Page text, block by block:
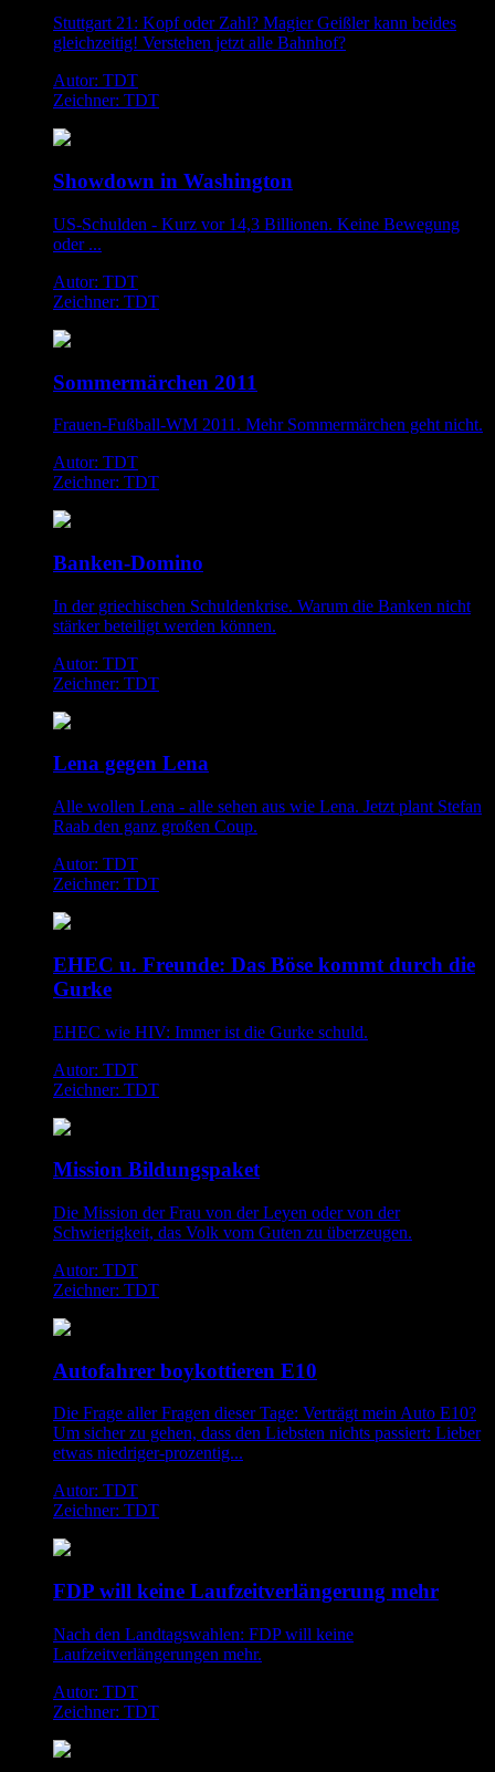
Stuttgart 21: Kopf oder Zahl? Magier Geißler kann beides
gleichzeitig! Verstehen jetzt alle Bahnhof?
Autor: TDT
Zeichner: TDT
Showdown in Washington
US-Schulden - Kurz vor 14,3 Billionen. Keine Bewegung
oder ...
Autor: TDT
Zeichner: TDT
Sommermärchen 2011
Frauen-Fußball-WM 2011. Mehr Sommermärchen geht nicht.
Autor: TDT
Zeichner: TDT
Banken-Domino
In der griechischen Schuldenkrise. Warum die Banken nicht
stärker beteiligt werden können.
Autor: TDT
Zeichner: TDT
Lena gegen Lena
Alle wollen Lena - alle sehen aus wie Lena. Jetzt plant Stefan
Raab den ganz großen Coup.
Autor: TDT
Zeichner: TDT
EHEC u. Freunde: Das Böse kommt durch die
Gurke
EHEC wie HIV: Immer ist die Gurke schuld.
Autor: TDT
Zeichner: TDT
Mission Bildungspaket
Die Mission der Frau von der Leyen oder von der
Schwierigkeit, das Volk vom Guten zu überzeugen.
Autor: TDT
Zeichner: TDT
Autofahrer boykottieren E10
Die Frage aller Fragen dieser Tage: Verträgt mein Auto E10?
Um sicher zu gehen, dass den Liebsten nichts passiert: Lieber
etwas niedriger-prozentig...
Autor: TDT
Zeichner: TDT
FDP will keine Laufzeitverlängerung mehr
Nach den Landtagswahlen: FDP will keine
Laufzeitverlängerungen mehr.
Autor: TDT
Zeichner: TDT